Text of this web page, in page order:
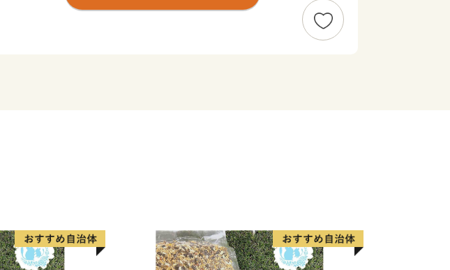
古くから「お札と切手以外は何でも揃う」と言われるほど多種多様